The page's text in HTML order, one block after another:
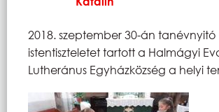
2018. szeptember 30-án tanévnyitó
istentiszteletet tartott a Halmágyi
Lutheránus Egyházközség a helyi